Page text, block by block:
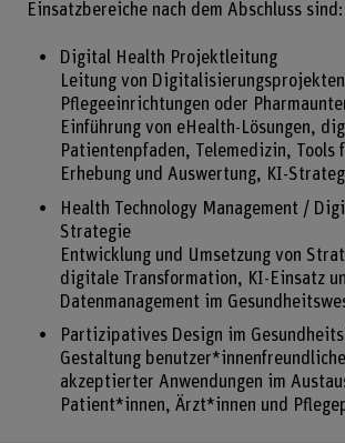
Einsatzbereiche nach dem Abschluss sind:
Digital Health Projektleitung
Leitung von
Pflegeeinrichtungen oder
Einführung von eHealth-Lösungen,
Patientenpfaden, Telemedizin, Tools
Erhebung und Auswertung, KI-
Health Technology Management /
Strategie
Entwicklung und Umsetzung von
digitale Transformation, KI-Einsatz
Datenmanagement im
Partizipatives Design im
Gestaltung
akzeptierter Anwendungen im
Patient*innen, Ärzt*innen und